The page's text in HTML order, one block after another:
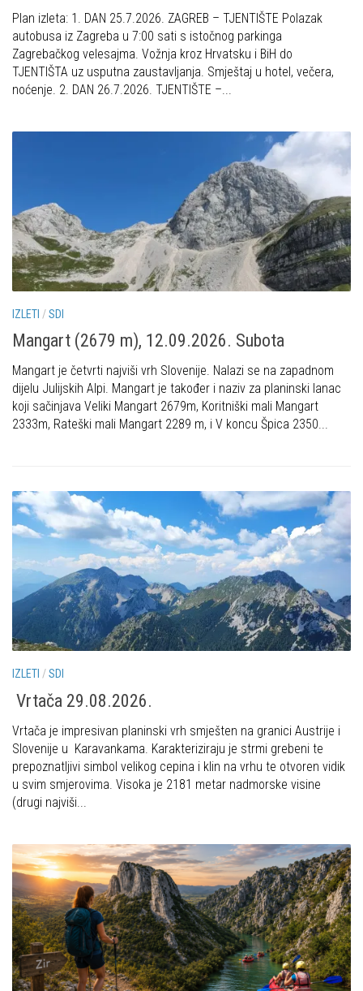
Plan izleta: 1. DAN 25.7.2026. ZAGREB – TJENTIŠTE Polazak
autobusa iz Zagreba u 7:00 sati s istočnog parkinga
Zagrebačkog velesajma. Vožnja kroz Hrvatsku i BiH do
TJENTIŠTA uz usputna zaustavljanja. Smještaj u hotel, večera,
noćenje. 2. DAN 26.7.2026. TJENTIŠTE –...
IZLETI /SDI
Mangart (2679 m), 12.09.2026. Subota
Mangart je četvrti najviši vrh Slovenije. Nalazi se na zapadnom
dijelu Julijskih Alpi. Mangart je također i naziv za planinski lanac
koji sačinjava Veliki Mangart 2679m, Koritniški mali Mangart
2333m, Rateški mali Mangart 2289 m, i V koncu Špica 2350...
IZLETI /SDI
Vrtača 29.08.2026.
Vrtača je impresivan planinski vrh smješten na granici Austrije i
Slovenije u Karavankama. Karakteriziraju je strmi grebeni te
prepoznatljivi simbol velikog cepina i klin na vrhu te otvoren vidik
u svim smjerovima. Visoka je 2181 metar nadmorske visine
(drugi najviši...